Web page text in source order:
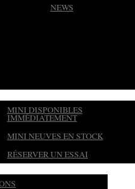
NEWS
MINI DISPONIBLES
IMMÉDIATEMENT
MINI NEUVES EN STOCK
RÉSERVER UN ESSAI